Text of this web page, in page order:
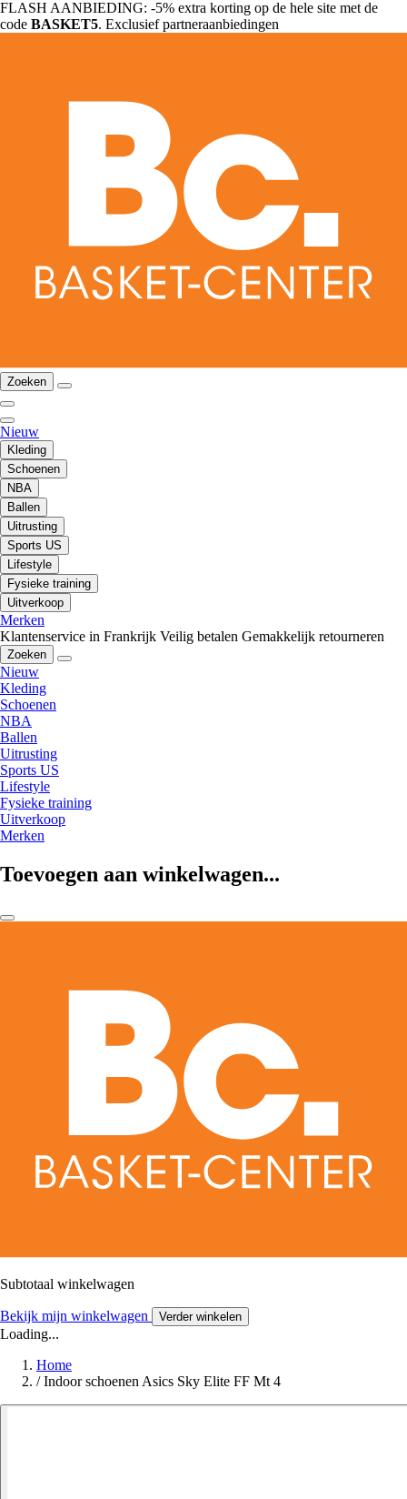
FLASH AANBIEDING: -5% extra korting op de hele site met de
code BASKET5. Exclusief partneraanbiedingen
Zoeken
Nieuw
Kleding
Schoenen
NBA
Ballen
Uitrusting
Sports US
Lifestyle
Fysieke training
Uitverkoop
Merken
Klantenservice in Frankrijk Veilig betalen Gemakkelijk retourneren
Zoeken
Nieuw
Kleding
Schoenen
NBA
Ballen
Uitrusting
Sports US
Lifestyle
Fysieke training
Uitverkoop
Merken
Toevoegen aan winkelwagen...
Subtotaal winkelwagen
Bekijk mijn winkelwagen Verder winkelen
Loading...
Home
/ Indoor schoenen Asics Sky Elite FF Mt 4